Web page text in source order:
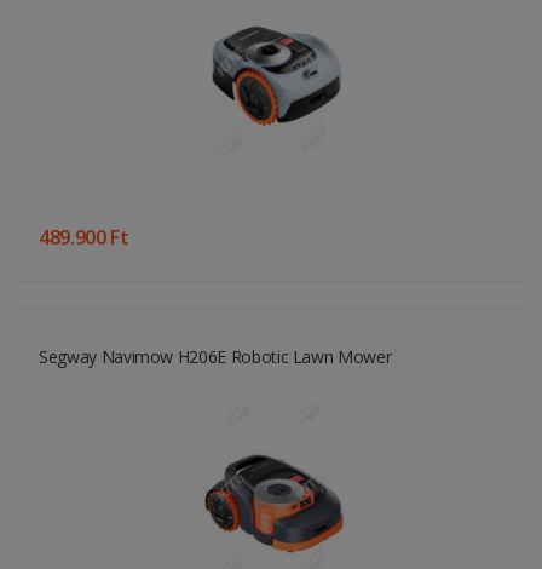
489.900 Ft
Segway Navimow H206E Robotic Lawn Mower